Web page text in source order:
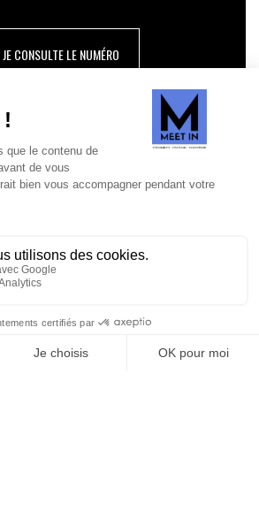
JE CONSULTE LE NUMÉRO
SUIVEZ-NOUS